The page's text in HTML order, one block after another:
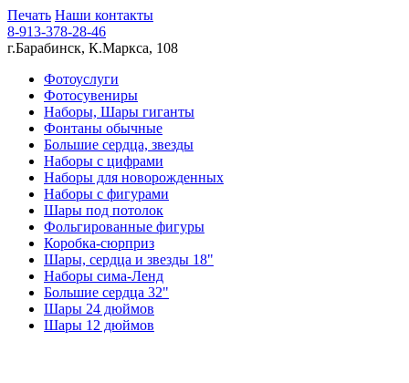
Печать Наши контакты
8-913-378-28-46
г.Барабинск, К.Маркса, 108
Фотоуслуги
Фотосувениры
Наборы, Шары гиганты
Фонтаны обычные
Большие сердца, звезды
Наборы с цифрами
Наборы для новорожденных
Наборы с фигурами
Шары под потолок
Фольгированные фигуры
Коробка-сюрприз
Шары, сердца и звезды 18"
Наборы сима-Ленд
Большие сердца 32"
Шары 24 дюймов
Шары 12 дюймов